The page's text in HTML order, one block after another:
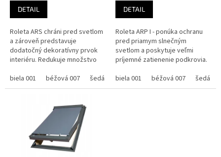
DETAIL
Roleta ARS chráni pred svetlom
a zároveň predstavuje
dodatočný dekoratívny prvok
interiéru. Redukuje množstvo
miestnosti. Veľkosť rolety...
biela 001 béžová 007 šedá 216
DETAIL
Roleta ARP I - ponúka ochranu
pred priamym slnečným
svetlom a poskytuje veľmi
príjemné zatienenie podkrovia.
ostré slnečné svetlo a tiež...
biela 001 béžová 007 šedá